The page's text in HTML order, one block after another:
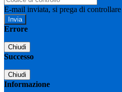
E-mail inviata, si prega di
Errore
Chiudi
Successo
Chiudi
Informazione